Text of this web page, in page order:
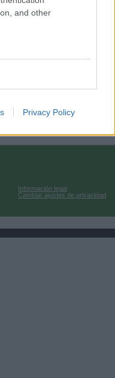
and other
Privacy Policy
Información legal
Cambiar ajustes de privacidad